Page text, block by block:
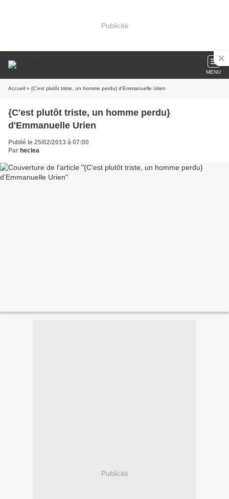
Publicité
MENU
Accueil » {C'est plutôt triste, un homme perdu} d'Emmanuelle Urien
{C'est plutôt triste, un homme perdu}
d'Emmanuelle Urien
Publié le 25/02/2013 à 07:00
Par heclea
Publicité